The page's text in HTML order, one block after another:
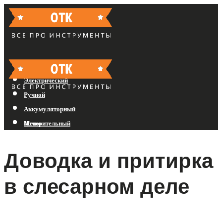
Бензиновый
Электрический
Ручной
Аккумуляторный
Измерительный
Меню
Доводка и притирка
в слесарном деле